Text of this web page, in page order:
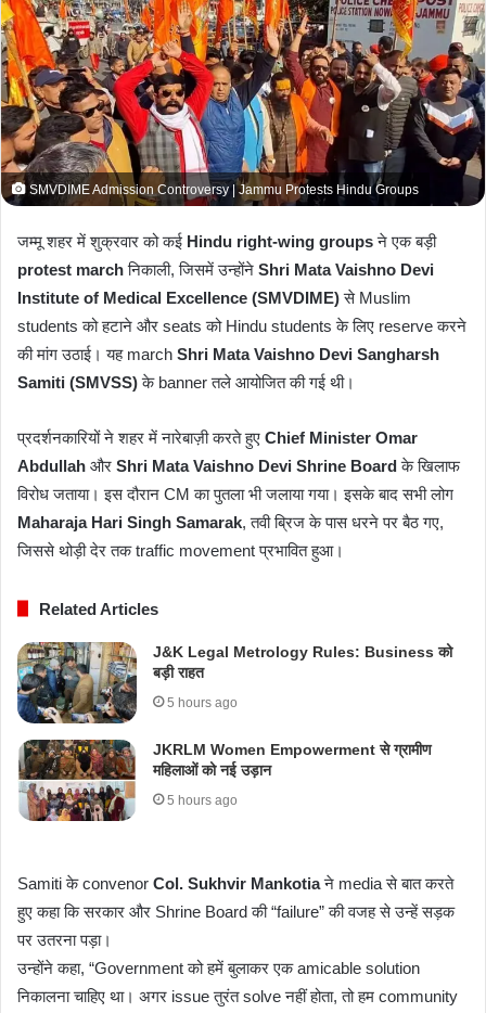
m
a
i
l
SMVDIME Admission Controversy | Jammu Protests Hindu Groups
जम्मू शहर में शुक्रवार को कई Hindu right-wing groupsने एक बड़ी
protest marchनिकाली, जिसमें उन्होंने Shri Mata Vaishno Devi
Institute of Medical Excellence (SMVDIME)से Muslim
students को हटाने और seats को Hindu students के लिए reserve करने
की मांग उठाई। यह march Shri Mata Vaishno Devi Sangharsh
Samiti (SMVSS)के banner तले आयोजित की गई थी।
प्रदर्शनकारियों ने शहर में नारेबाज़ी करते हुए Chief Minister Omar
Abdullah और Shri Mata Vaishno Devi Shrine Boardके खिलाफ
विरोध जताया। इस दौरान CM का पुतला भी जलाया गया। इसके बाद सभी लोग
Maharaja Hari Singh Samarak, तवी ब्रिज के पास धरने पर बैठ गए,
जिससे थोड़ी देर तक traffic movement प्रभावित हुआ।
Related Articles
J&K Legal Metrology Rules: Business को
बड़ी राहत
5 hours ago
JKRLM Women Empowerment से ग्रामीण
महिलाओं को नई उड़ान
5 hours ago
Samiti के convenor Col. Sukhvir Mankotiaने media से बात करते
हुए कहा कि सरकार और Shrine Board की “failure” की वजह से उन्हें सड़क
पर उतरना पड़ा।
उन्होंने कहा, “Government को हमें बुलाकर एक amicable solution
निकालना चाहिए था। अगर issue तुरंत solve नहीं होता, तो हम community